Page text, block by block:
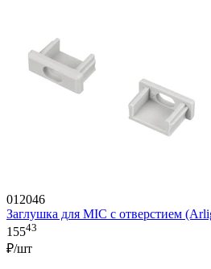
012046
Заглушка для MIC с отверстием
15543
₽/шт